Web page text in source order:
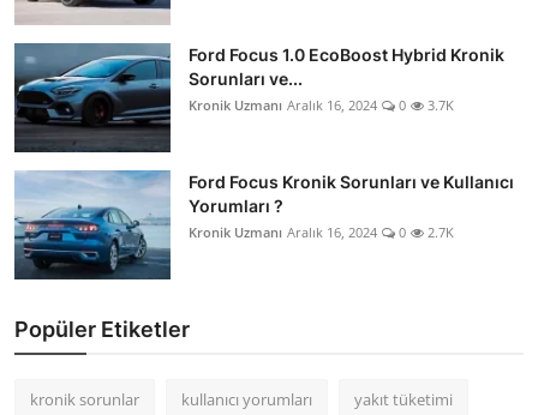
Ford Focus 1.0 EcoBoost Hybrid Kronik
Sorunları ve...
Kronik Uzmanı Aralık 16, 2024 0 3.7K
Ford Focus Kronik Sorunları ve Kullanıcı
Yorumları ?
Kronik Uzmanı Aralık 16, 2024 0 2.7K
Popüler Etiketler
kronik sorunlar kullanıcı yorumları yakıt tüketimi